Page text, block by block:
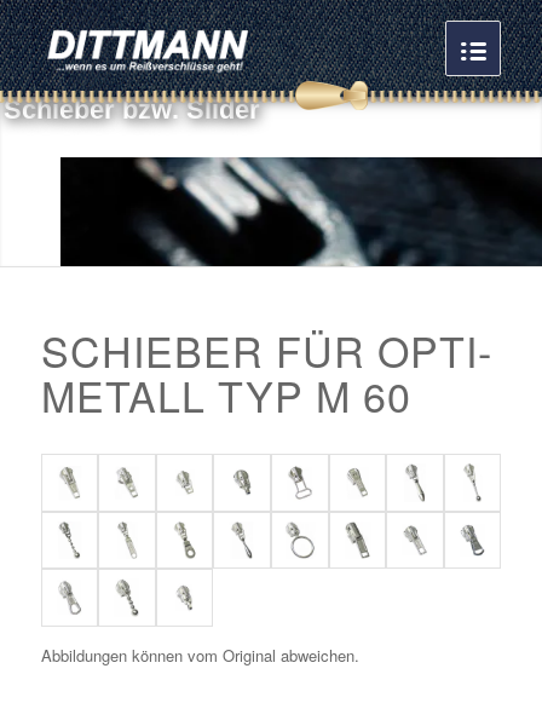
Schieber bzw. Slider
SCHIEBER FÜR OPTI-
METALL TYP M 60
Abbildungen können vom Original abweichen.